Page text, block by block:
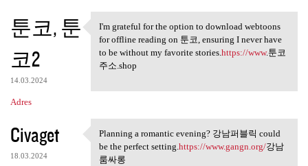
툰코, 툰
코2
14.03.2024
Adres
I'm grateful for the option
I'm grateful for the option to download webtoons
for offline reading on 툰코, ensuring I never have
to be without my favorite stories.https://www.툰코
주소.shop
Civaget
18.03.2024
Planning a romantic evening?
Planning a romantic evening? 강남퍼블릭 could
be the perfect setting.https://www.gangn.org/강남
룸싸롱